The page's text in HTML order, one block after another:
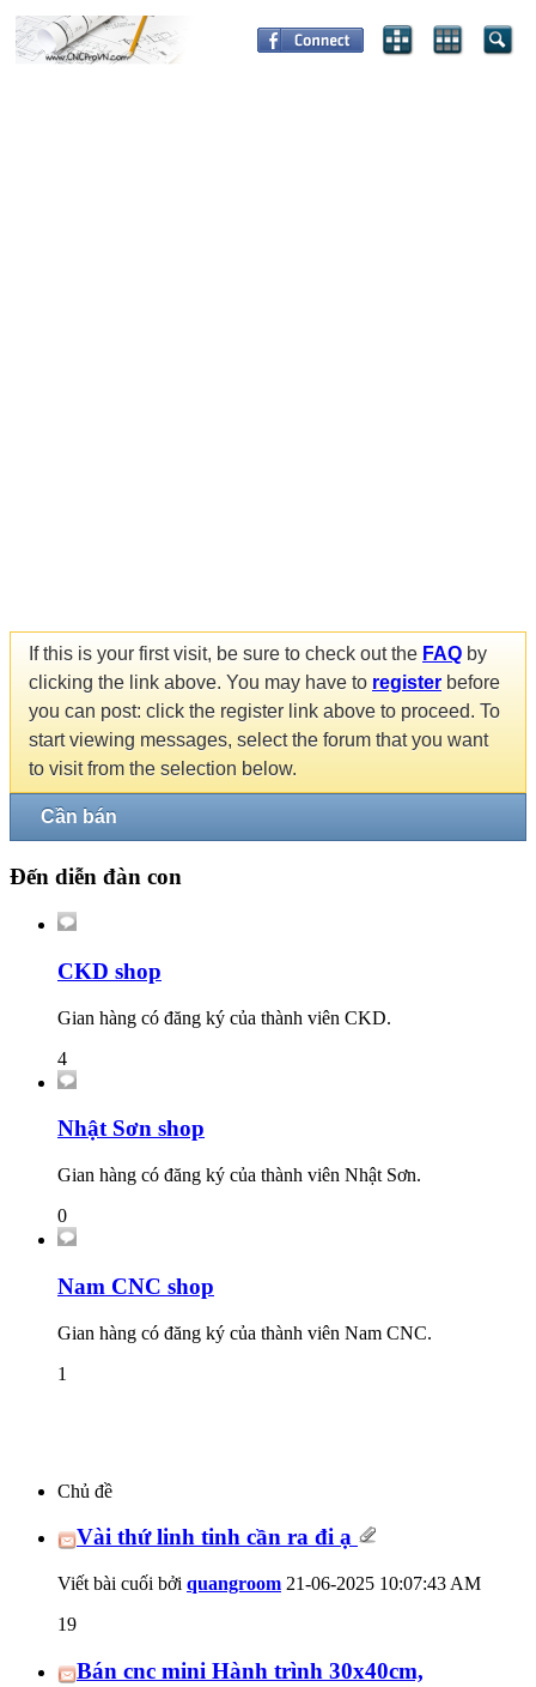
If this is your first visit, be sure to check out the FAQ by
clicking the link above. You may have to register before
you can post: click the register link above to proceed. To
start viewing messages, select the forum that you want
to visit from the selection below.
Cần bán
Đến diễn đàn con
CKD shop
Gian hàng có đăng ký của thành viên CKD.
4
Nhật Sơn shop
Gian hàng có đăng ký của thành viên Nhật Sơn.
0
Nam CNC shop
Gian hàng có đăng ký của thành viên Nam CNC.
1
Chủ đề
Vài thứ linh tinh cần ra đi ạ
Viết bài cuối bởi quangroom 21-06-2025 10:07:43 AM
19
Bán cnc mini Hành trình 30x40cm,